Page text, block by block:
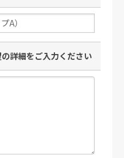
詳細をご入力ください